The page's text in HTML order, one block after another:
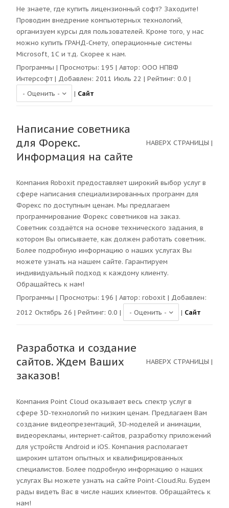
Не знаете, где купить лицензионный софт? Заходите!
Проводим внедрение компьютерных технологий,
организуем курсы для пользователей. Кроме того, у нас
можно купить ГРАНД-Смету, операционные системы
Microsoft, 1С и т.д. Скорее к нам.
Программы | Просмотры: 195 | Автор: ООО НПВФ
Интерсофт | Добавлен: 2011 Июль 22 | Рейтинг: 0.0 |
| Сайт
Написание советника
для Форекс.
Информация на сайте
НАВЕРХ СТРАНИЦЫ |
Компания Roboxit предоставляет широкий выбор услуг в
сфере написания специализированных программ для
Форекс по доступным ценам. Мы предлагаем
программирование Форекс советников на заказ.
Советник создаётся на основе технического задания, в
котором Вы описываете, как должен работать советник.
Более подробную информацию о наших услугах Вы
можете узнать на нашем сайте. Гарантируем
индивидуальный подход к каждому клиенту.
Обращайтесь к нам!
Программы | Просмотры: 196 | Автор: roboxit | Добавлен:
2012 Октябрь 26 | Рейтинг: 0.0 | | Сайт
Разработка и создание
сайтов. Ждем Ваших
заказов!
НАВЕРХ СТРАНИЦЫ |
Компания Point Cloud оказывает весь спектр услуг в
сфере 3D-технологий по низким ценам. Предлагаем Вам
создание видеопрезентаций, 3D-моделей и анимации,
видеорекламы, интернет-сайтов, разработку приложений
для устройств Android и iOS. Компания располагает
широким штатом опытных и квалифицированных
специалистов. Более подробную информацию о наших
услугах Вы можете узнать на сайте Point-Cloud.Ru. Будем
рады видеть Вас в числе наших клиентов. Обращайтесь к
нам!